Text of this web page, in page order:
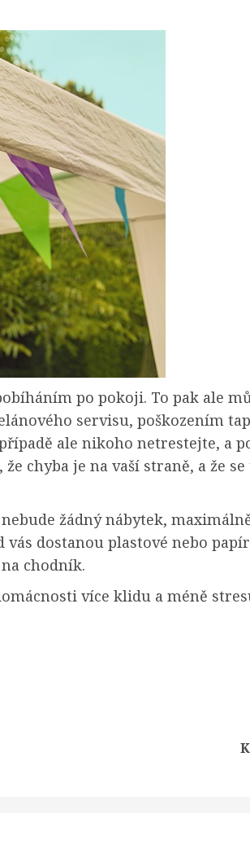
po pokoji. To pak ale
servisu, poškozením
ale nikoho netrestejte, a
chyba je na vaší straně, a že
žádný nábytek,
dostanou plastové nebo
chodník.
více klidu a méně